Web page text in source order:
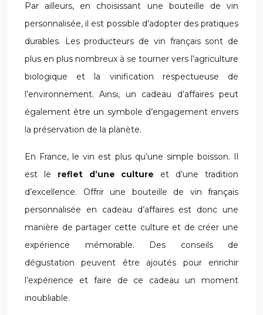
Par ailleurs, en choisissant une bouteille de vin
personnalisée, il est possible d’adopter des pratiques
durables. Les producteurs de vin français sont de
plus en plus nombreux à se tourner vers l’agriculture
biologique et la vinification respectueuse de
l’environnement. Ainsi, un cadeau d’affaires peut
également être un symbole d’engagement envers
la préservation de la planète.
En France, le vin est plus qu’une simple boisson. Il
est le reflet d’une culture et d’une tradition
d’excellence. Offrir une bouteille de vin français
personnalisée en cadeau d’affaires est donc une
manière de partager cette culture et de créer une
expérience mémorable. Des conseils de
dégustation peuvent être ajoutés pour enrichir
l’expérience et faire de ce cadeau un moment
inoubliable.